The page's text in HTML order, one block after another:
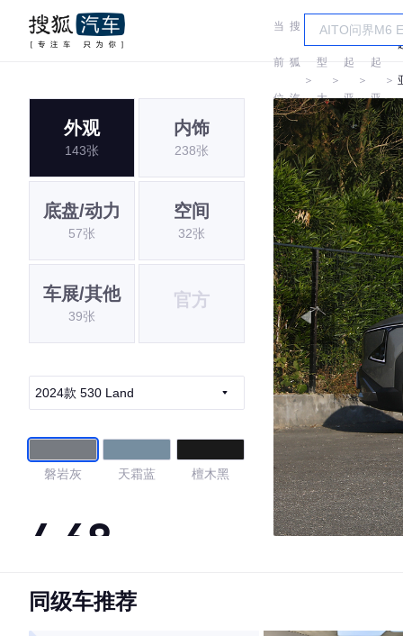
当
前
位
置:
搜
狐
汽
车
＞
车
型
大
全
＞
起
亚
＞
起
亚
＞
外观
143张
内饰
238张
底盘/动力
57张
空间
32张
车展/其他
39张
官方
2024款 530 Land
磐岩灰 天霜蓝 檀木黑
4.68
·外观表现较为优秀，优于69%同级车
同级车推荐